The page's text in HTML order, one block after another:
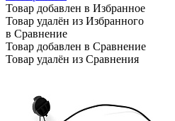
Товар добавлен в Избранное
Товар удалён из Избранного
в Сравнение
Товар добавлен в Сравнение
Товар удалён из Сравнения